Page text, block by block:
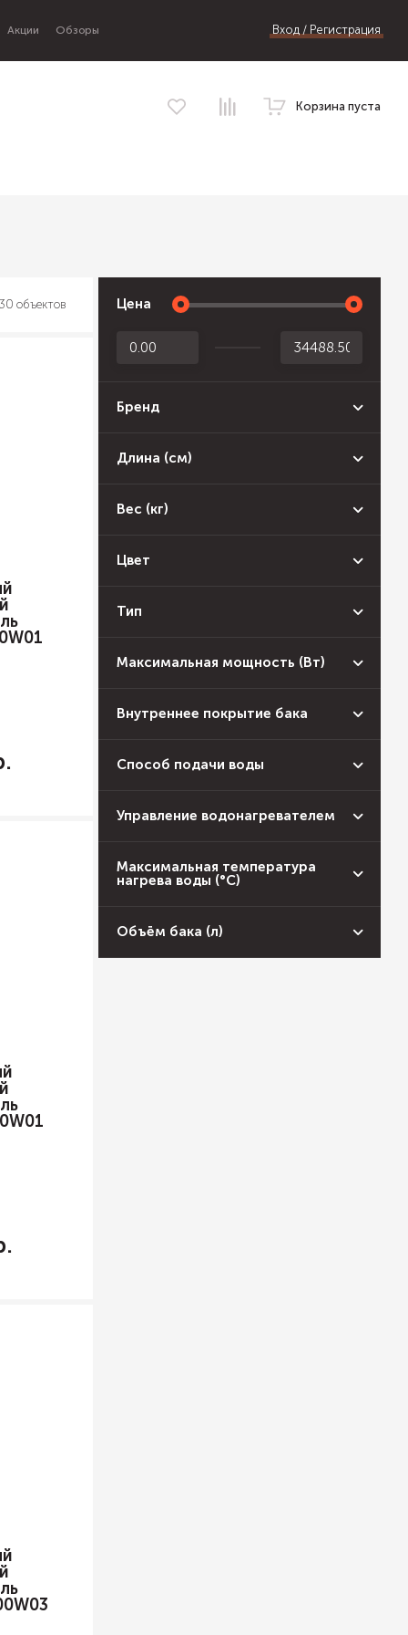
Акции Обзоры Вход / Регистрация
Корзина пуста
объектов Цена
Бренд
Длина (см)
Вес (кг)
Цвет
Тип
Максимальная мощность (Вт)
Внутреннее покрытие бака
Способ подачи воды
Управление водонагревателем
Максимальная температура
нагрева воды (°С)
Объём бака (л)